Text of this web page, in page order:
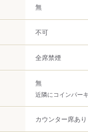
無
不可
全席禁煙
無
近隣にコインパー
カウンター席あり